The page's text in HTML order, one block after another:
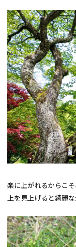
楽に上がれるからこ
上を見上げると綺麗